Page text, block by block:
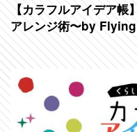
【カラフルアイデア
アレンジ術〜by